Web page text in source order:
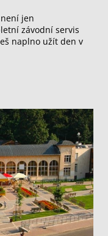
jen
závodní servis
naplno užít den v